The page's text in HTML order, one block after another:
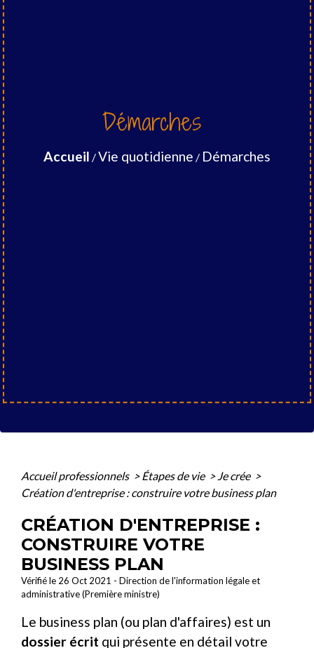
Démarches
Accueil /Vie quotidienne / Démarches
Accueil professionnels > Étapes de vie > Je crée >
Création d'entreprise : construire votre business plan
CRÉATION D'ENTREPRISE :
CONSTRUIRE VOTRE
BUSINESS PLAN
Vérifié le 26 Oct 2021 - Direction de l'information légale et
administrative (Première ministre)
Le business plan (ou plan d'affaires) est un
dossier écrit qui présente en détail votre